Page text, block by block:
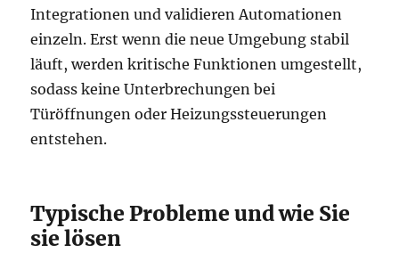
Integrationen und validieren Automationen
einzeln. Erst wenn die neue Umgebung stabil
läuft, werden kritische Funktionen umgestellt,
sodass keine Unterbrechungen bei
Türöffnungen oder Heizungssteuerungen
entstehen.
Typische Probleme und wie Sie
sie lösen